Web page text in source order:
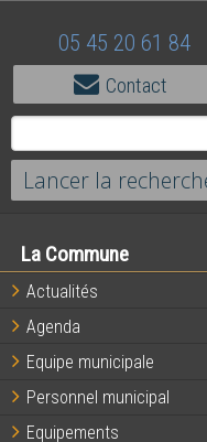
05 45 20 61 84
Contact
La Commune
Actualités
Agenda
Equipe municipale
Personnel municipal
Equipements